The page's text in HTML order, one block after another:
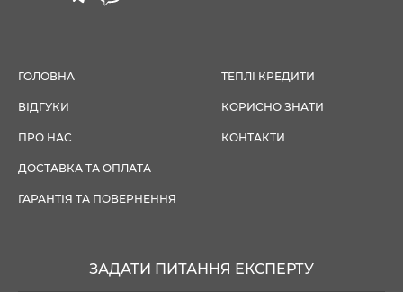
ГОЛОВНА
ВІДГУКИ
ПРО НАС
ДОСТАВКА ТА ОПЛАТА
ГАРАНТІЯ ТА ПОВЕРНЕННЯ
ТЕПЛІ КРЕДИТИ
КОРИСНО ЗНАТИ
КОНТАКТИ
ЗАДАТИ ПИТАННЯ ЕКСПЕРТУ